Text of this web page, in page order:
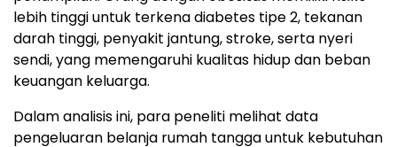
lebih tinggi untuk terkena diabetes tipe 2, tekanan
darah tinggi, penyakit jantung, stroke, serta nyeri
sendi, yang memengaruhi kualitas hidup dan beban
keuangan keluarga.
Dalam analisis ini, para peneliti melihat data
pengeluaran belanja rumah tangga untuk kebutuhan